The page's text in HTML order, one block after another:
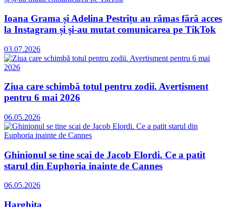
Ioana Grama și Adelina Pestrițu au rămas fără acces
la Instagram și și-au mutat comunicarea pe TikTok
03.07.2026
Ziua care schimbă totul pentru zodii. Avertisment
pentru 6 mai 2026
06.05.2026
Ghinionul se tine scai de Jacob Elordi. Ce a patit
starul din Euphoria inainte de Cannes
06.05.2026
Harghita